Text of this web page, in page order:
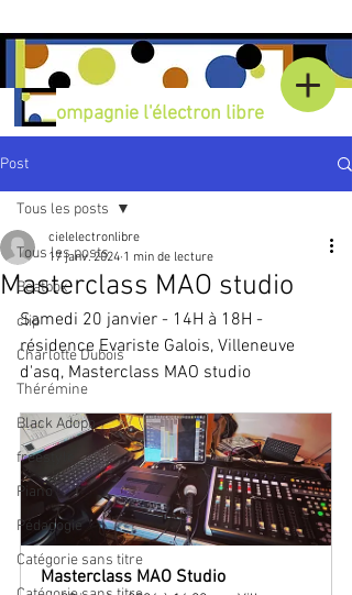
Compagnie l'électron libre
Post
Tous les posts
Beatbox
clip
Charlotte Dubois
Thérémine
Black Adopo
freestyle
Piano
Pédagogie
Catégorie sans titre
Tous les posts
Masterclass MAO studio
cielelectronlibre
17 janv. 2024 1 min de lecture
Samedi 20 janvier - 14H à 18H -
résidence Evariste Galois, Villeneuve
d'asq, Masterclass MAO studio
Masterclass MAO Studio